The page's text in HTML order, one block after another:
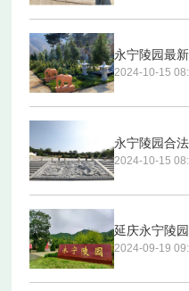
永宁陵园最
2024-10-15
永宁陵园合
2024-10-15
延庆永宁陵
2024-09-19